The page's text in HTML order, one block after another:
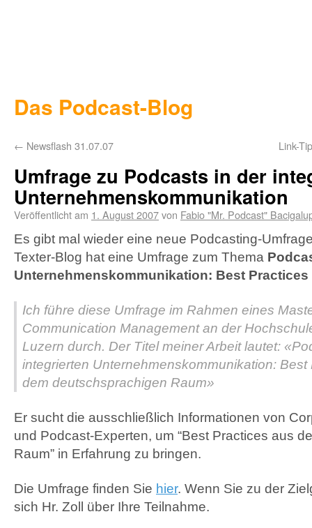
Das Podcast-Blog
← Newsflash 31.07.07 Link-
Umfrage zu Podcasts in der
Unternehmenskommunikation
Veröffentlicht am 1. August 2007von Fabio "Mr. Podcast"
Es gibt mal wieder eine neue Podcasting-
Texter-Blog hat eine Umfrage zum Thema
Unternehmenskommunikation: Best Practices
Ich führe diese Umfrage im Rahmen eines
Communication Management an der
Luzern durch. Der Titel meiner Arbeit lautet:
integrierten Unternehmenskommunikation: Best
dem deutschsprachigen Raum»
Er sucht die ausschließlich Informationen von
und Podcast-Experten, um “Best Practices aus
Raum” in Erfahrung zu bringen.
Die Umfrage finden Sie hier. Wenn Sie zu der
sich Hr. Zoll über Ihre Teilnahme.